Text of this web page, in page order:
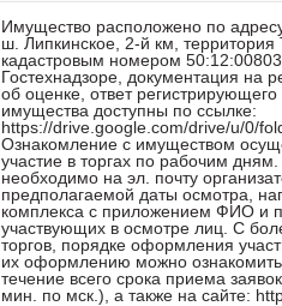
Имущество расположено по
ш. Липкинское, 2-й км, территория
кадастровым номером
Гостехнадзоре, документация на
об оценке, ответ
имущества доступны по ссылке:
https://drive.google.com/drive/u/0/
Ознакомление с имуществом
участие в торгах по рабочим
необходимо на эл. почту
предполагаемой даты осмотра,
комплекса с приложением ФИО и
участвующих в осмотре лиц. С
торгов, порядке оформления
их оформлению можно
течение всего срока приема
мин. по мск.), а также на сайте: